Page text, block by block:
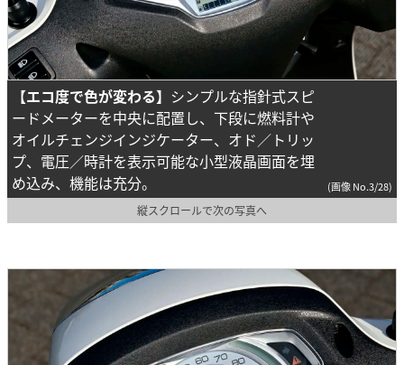
【エコ度で色が変わる】 シンプルな指針式スピ
ードメーターを中央に配置し、下段に燃料計や
オイルチェンジインジケーター、オド／トリッ
プ、電圧／時計を表示可能な小型液晶画面を埋
め込み、機能は充分。
(画像 No.3/28)
縦スクロールで次の写真へ